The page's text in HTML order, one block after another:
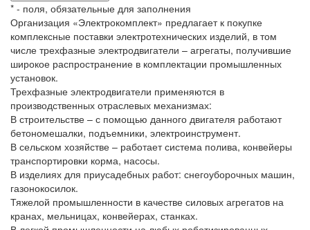
* - поля, обязательные для заполнения
Организация «Электрокомплект» предлагает к покупке
комплексные поставки электротехнических изделий, в том
числе трехфазные электродвигатели – агрегаты, получившие
широкое распространение в комплектации промышленных
установок.
Трехфазные электродвигатели применяются в
производственных отраслевых механизмах:
В строительстве – с помощью данного двигателя работают
бетономешалки, подъемники, электроинструмент.
В сельском хозяйстве – работает система полива, конвейеры
транспортировки корма, насосы.
В изделиях для приусадебных работ: снегоуборочных машин,
газонокосилок.
Тяжелой промышленности в качестве силовых агрегатов на
кранах, мельницах, конвейерах, станках.